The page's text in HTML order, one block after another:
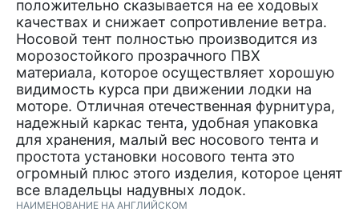
НАИМЕНОВАНИЕ НА АНГЛИЙСКОМ
положительно сказывается на ее ходовых
качествах и снижает сопротивление ветра.
Носовой тент полностью производится из
морозостойкого прозрачного ПВХ
материала, которое осуществляет хорошую
видимость курса при движении лодки на
моторе. Отличная отечественная фурнитура,
надежный каркас тента, удобная упаковка
для хранения, малый вес носового тента и
простота установки носового тента это
огромный плюс этого изделия, которое ценят
все владельцы надувных лодок.